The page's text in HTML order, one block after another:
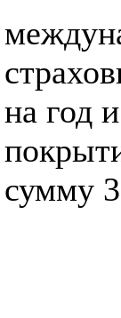
на год и
сумму